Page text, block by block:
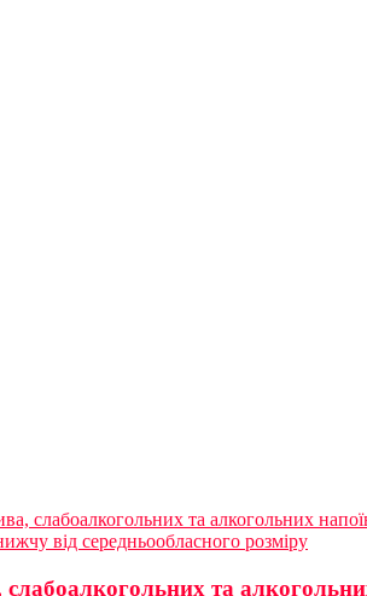
слабоалкогольних та алкогольних
від середньообласного розміру
та